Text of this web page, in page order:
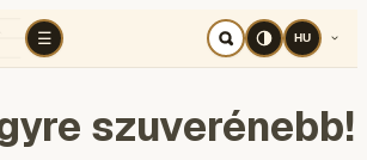
☰
TÉR KOGNITÍV HÁBORÚ
HU
szuverénebb!